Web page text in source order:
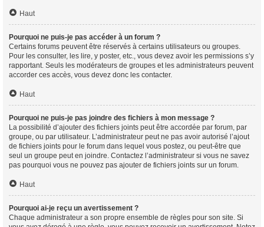
Haut
Pourquoi ne puis-je pas accéder à un forum ?
Certains forums peuvent être réservés à certains utilisateurs ou groupes.
Pour les consulter, les lire, y poster, etc., vous devez avoir les permissions s’y
rapportant. Seuls les modérateurs de groupes et les administrateurs peuvent
accorder ces accès, vous devez donc les contacter.
Haut
Pourquoi ne puis-je pas joindre des fichiers à mon message ?
La possibilité d’ajouter des fichiers joints peut être accordée par forum, par
groupe, ou par utilisateur. L’administrateur peut ne pas avoir autorisé l’ajout
de fichiers joints pour le forum dans lequel vous postez, ou peut-être que
seul un groupe peut en joindre. Contactez l’administrateur si vous ne savez
pas pourquoi vous ne pouvez pas ajouter de fichiers joints sur un forum.
Haut
Pourquoi ai-je reçu un avertissement ?
Chaque administrateur a son propre ensemble de règles pour son site. Si